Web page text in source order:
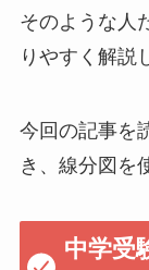
そのような人
りやすく解説
今回の記事を
き、線分図を
中学受